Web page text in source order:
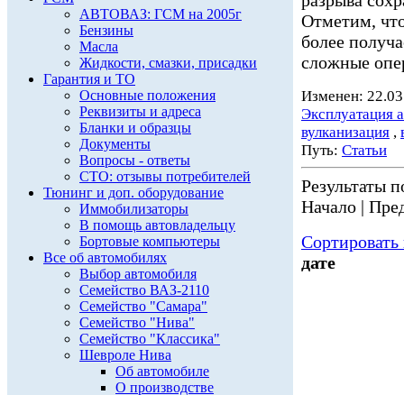
АВТОВАЗ: ГСМ на 2005г
Бензины
Масла
Жидкости, смазки, присадки
Гарантия и ТО
Основные положения
Реквизиты и адреса
Бланки и образцы
Документы
Вопросы - ответы
СТО: отзывы потребителей
Тюнинг и доп. оборудование
Иммобилизаторы
В помощь автовладельцу
Бортовые компьютеры
Все об автомобилях
Выбор автомобиля
Семейство ВАЗ-2110
Семейство "Самара"
Семейство "Нива"
Семейство "Классика"
Шевроле Нива
Об автомобиле
О производстве
Отметим,
более
сложные
Изменен:
Эксплуатация
вулканизация ,
Путь: Статьи
Результаты
Начало |
дате